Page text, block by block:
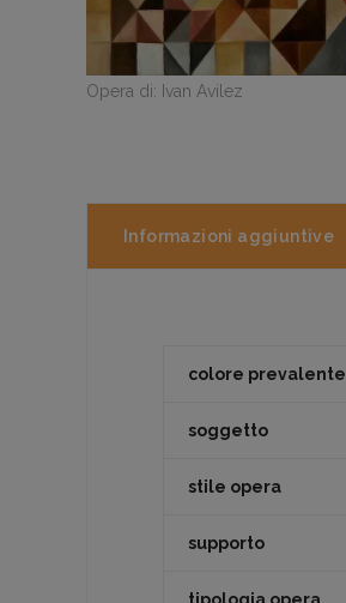
Opera di: Ivan Avilez
Informazioni aggiuntive
colore prevalente
soggetto
stile opera
supporto